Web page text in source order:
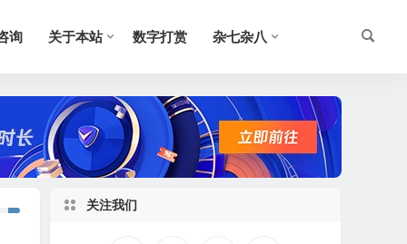
询 关于本站 数字打赏 杂七杂八
关注我们